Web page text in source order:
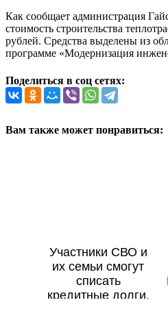
Как сообщает администрация
стоимость строительства
рублей. Средства выделены из
программе «Модернизация
Поделиться в соц сетях:
Вам также может понравиться:
Участники СВО и
их семьи смогут
списать
кредитные долги,